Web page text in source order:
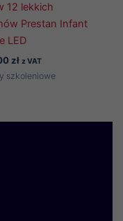
12 lekkich
Prestan Infant
LED
zł z VAT
szkoleniowe